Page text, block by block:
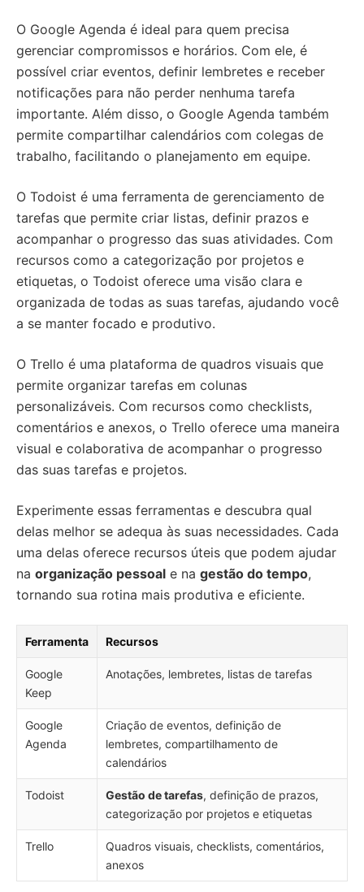
O Google Agenda é ideal para quem precisa
gerenciar compromissos e horários. Com ele, é
possível criar eventos, definir lembretes e receber
notificações para não perder nenhuma tarefa
importante. Além disso, o Google Agenda também
permite compartilhar calendários com colegas de
trabalho, facilitando o planejamento em equipe.
O Todoist é uma ferramenta de gerenciamento de
tarefas que permite criar listas, definir prazos e
acompanhar o progresso das suas atividades. Com
recursos como a categorização por projetos e
etiquetas, o Todoist oferece uma visão clara e
organizada de todas as suas tarefas, ajudando você
a se manter focado e produtivo.
O Trello é uma plataforma de quadros visuais que
permite organizar tarefas em colunas
personalizáveis. Com recursos como checklists,
comentários e anexos, o Trello oferece uma maneira
visual e colaborativa de acompanhar o progresso
das suas tarefas e projetos.
Experimente essas ferramentas e descubra qual
delas melhor se adequa às suas necessidades. Cada
uma delas oferece recursos úteis que podem ajudar
na organização pessoal e na gestão do tempo,
tornando sua rotina mais produtiva e eficiente.
Ferramenta Recursos
Google
Keep
Anotações, lembretes, listas de tarefas
Google
Agenda
Criação de eventos, definição de
lembretes, compartilhamento de
calendários
Todoist Gestão de tarefas, definição de prazos,
categorização por projetos e etiquetas
Trello
Quadros visuais, checklists, comentários,
anexos